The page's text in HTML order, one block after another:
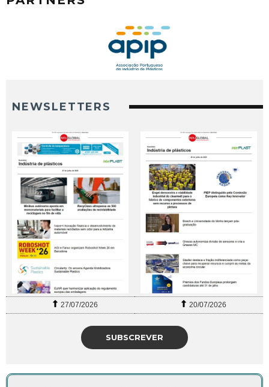
NEWSLETTERS
27/07/2026 20/07/2026
SUBSCREVER